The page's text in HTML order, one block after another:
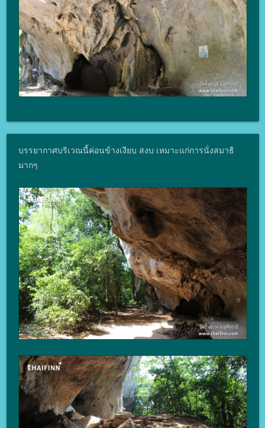
บรรยากาศบริเวณนี้ค่อนข้างเงียบ สงบ เหมาะแก่การนั่งสมาธิ
มากๆ